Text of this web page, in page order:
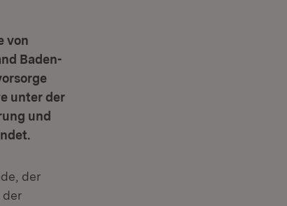
von
Baden-
unter der
und
der
der